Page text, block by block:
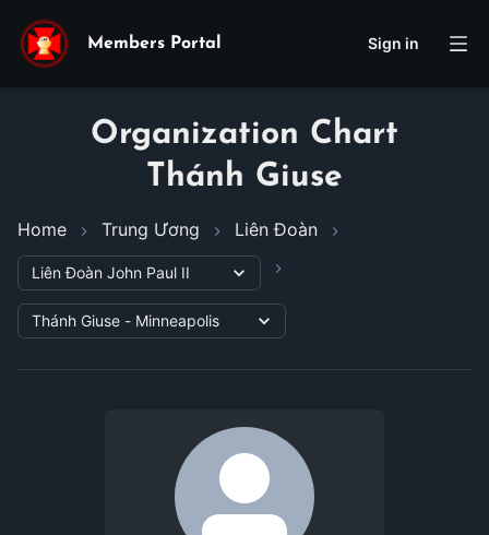
Members Portal Sign in
Organization Chart
Thánh Giuse
Home Trung Ương Liên Đoàn